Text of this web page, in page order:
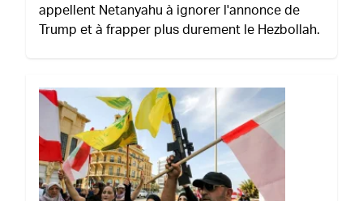
appellent Netanyahu à ignorer l'annonce de
Trump et à frapper plus durement le Hezbollah.